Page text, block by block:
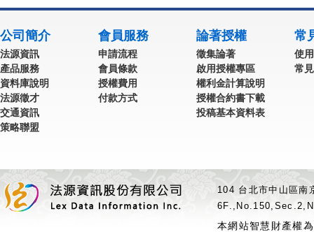
公司簡介
法源資訊
產品服務
資料庫說明
法源徵才
交通資訊
策略聯盟
會員服務
申請流程
會員條款
授權費用
付款方式
論著授權
徵集論著
啟用授權專區
權利金計算說明
授權合約書下載
投稿基本資料表
常
使
常
104 台北市中山區
本網站智慧財產權